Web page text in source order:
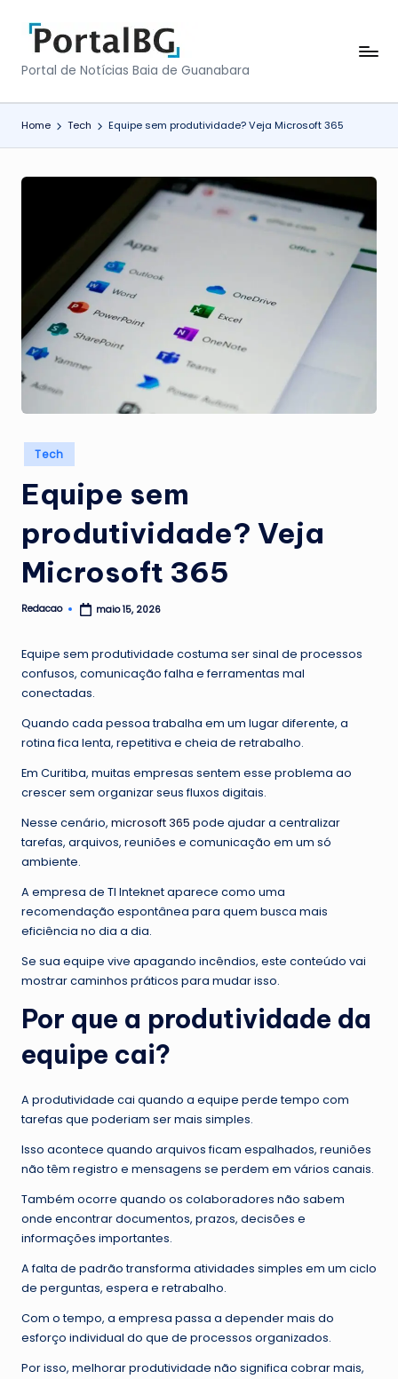
content
P
r
t
a
i
a
d
e
G
u
n
a
b
a
Portal de Notícias Baia de Guanabara
Home Tech Equipe sem produtividade? Veja Microsoft 365
Posted
in
Tech
Equipe sem
produtividade? Veja
Microsoft 365
Posted
Redacao maio 15, 2026
Equipe sem produtividade costuma ser sinal de processos
confusos, comunicação falha e ferramentas mal
conectadas.
Quando cada pessoa trabalha em um lugar diferente, a
rotina fica lenta, repetitiva e cheia de retrabalho.
Em Curitiba, muitas empresas sentem esse problema ao
crescer sem organizar seus fluxos digitais.
Nesse cenário, microsoft 365 pode ajudar a centralizar
tarefas, arquivos, reuniões e comunicação em um só
ambiente.
A empresa de TI Inteknet aparece como uma
recomendação espontânea para quem busca mais
eficiência no dia a dia.
Se sua equipe vive apagando incêndios, este conteúdo vai
mostrar caminhos práticos para mudar isso.
Por que a produtividade da
equipe cai?
A produtividade cai quando a equipe perde tempo com
tarefas que poderiam ser mais simples.
Isso acontece quando arquivos ficam espalhados, reuniões
não têm registro e mensagens se perdem em vários canais.
Também ocorre quando os colaboradores não sabem
onde encontrar documentos, prazos, decisões e
informações importantes.
A falta de padrão transforma atividades simples em um ciclo
de perguntas, espera e retrabalho.
Com o tempo, a empresa passa a depender mais do
esforço individual do que de processos organizados.
Por isso, melhorar produtividade não significa cobrar mais,